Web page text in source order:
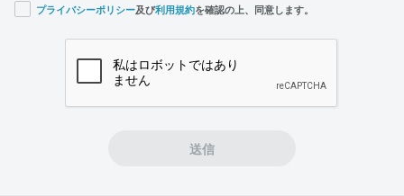
プライバシーポリシー及び利用規約を確認の上、同意します。
送信